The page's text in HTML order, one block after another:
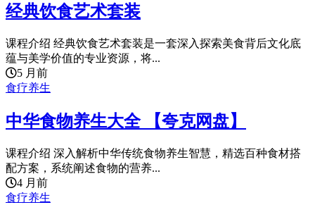
经典饮食艺术套装
课程介绍 经典饮食艺术套装是一套深入探索美食背后文化底
蕴与美学价值的专业资源，将...
5 月前
食疗养生
中华食物养生大全 【夸克网盘】
课程介绍 深入解析中华传统食物养生智慧，精选百种食材搭
配方案，系统阐述食物的营养...
4 月前
食疗养生